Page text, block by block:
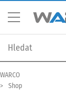
WARCO
Shop